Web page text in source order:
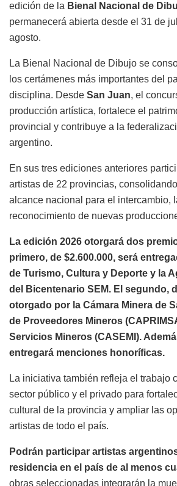
edición de la Bienal Nacional de
permanecerá abierta desde el 31 de
agosto.
La Bienal Nacional de Dibujo se
los certámenes más importantes del
disciplina. Desde San Juan, el
producción artística, fortalece el
provincial y contribuye a la
argentino.
En sus tres ediciones anteriores
artistas de 22 provincias,
alcance nacional para el intercambio,
reconocimiento de nuevas
La edición 2026 otorgará dos
primero, de $2.600.000, será
de Turismo, Cultura y Deporte y la
del Bicentenario SEM. El segundo,
otorgado por la Cámara Minera de
de Proveedores Mineros
Servicios Mineros (CASEMI).
entregará menciones honoríficas.
La iniciativa también refleja el trabajo
sector público y el privado para
cultural de la provincia y ampliar las
artistas de todo el país.
Podrán participar artistas
residencia en el país de al menos
obras seleccionadas integrarán la